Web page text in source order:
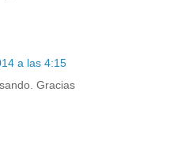
a las 4:15
Gracias